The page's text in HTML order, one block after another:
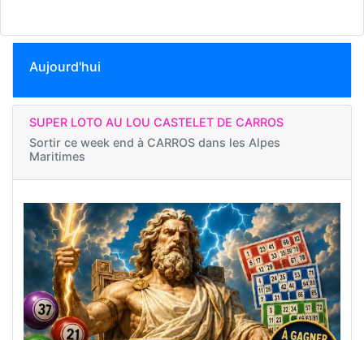
Aujourd'hui
SUPER LOTO AU LOU CASTELET DE CARROS
Sortir ce week end à CARROS dans les Alpes
Maritimes